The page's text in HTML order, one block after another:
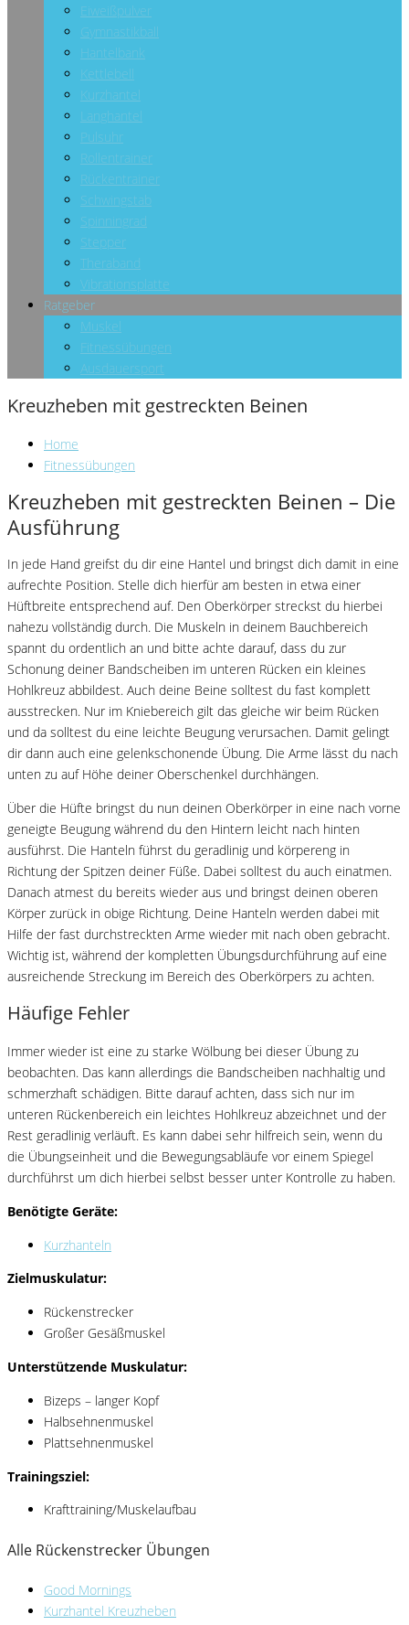
Eiweißpulver
Gymnastikball
Hantelbank
Kettlebell
Kurzhantel
Langhantel
Pulsuhr
Rollentrainer
Rückentrainer
Schwingstab
Spinningrad
Stepper
Theraband
Vibrationsplatte
Ratgeber
Muskel
Fitnessübungen
Ausdauersport
Kreuzheben mit gestreckten Beinen
Home
Fitnessübungen
Kreuzheben mit gestreckten Beinen – Die
Ausführung
In jede Hand greifst du dir eine Hantel und bringst dich damit in eine
aufrechte Position. Stelle dich hierfür am besten in etwa einer
Hüftbreite entsprechend auf. Den Oberkörper streckst du hierbei
nahezu vollständig durch. Die Muskeln in deinem Bauchbereich
spannt du ordentlich an und bitte achte darauf, dass du zur
Schonung deiner Bandscheiben im unteren Rücken ein kleines
Hohlkreuz abbildest. Auch deine Beine solltest du fast komplett
ausstrecken. Nur im Kniebereich gilt das gleiche wir beim Rücken
und da solltest du eine leichte Beugung verursachen. Damit gelingt
dir dann auch eine gelenkschonende Übung. Die Arme lässt du nach
unten zu auf Höhe deiner Oberschenkel durchhängen.
Über die Hüfte bringst du nun deinen Oberkörper in eine nach vorne
geneigte Beugung während du den Hintern leicht nach hinten
ausführst. Die Hanteln führst du geradlinig und körpereng in
Richtung der Spitzen deiner Füße. Dabei solltest du auch einatmen.
Danach atmest du bereits wieder aus und bringst deinen oberen
Körper zurück in obige Richtung. Deine Hanteln werden dabei mit
Hilfe der fast durchstreckten Arme wieder mit nach oben gebracht.
Wichtig ist, während der kompletten Übungsdurchführung auf eine
ausreichende Streckung im Bereich des Oberkörpers zu achten.
Häufige Fehler
Immer wieder ist eine zu starke Wölbung bei dieser Übung zu
beobachten. Das kann allerdings die Bandscheiben nachhaltig und
schmerzhaft schädigen. Bitte darauf achten, dass sich nur im
unteren Rückenbereich ein leichtes Hohlkreuz abzeichnet und der
Rest geradlinig verläuft. Es kann dabei sehr hilfreich sein, wenn du
die Übungseinheit und die Bewegungsabläufe vor einem Spiegel
durchführst um dich hierbei selbst besser unter Kontrolle zu haben.
Benötigte Geräte:
Kurzhanteln
Zielmuskulatur:
Rückenstrecker
Großer Gesäßmuskel
Unterstützende Muskulatur:
Bizeps – langer Kopf
Halbsehnenmuskel
Plattsehnenmuskel
Trainingsziel:
Krafttraining/Muskelaufbau
Alle Rückenstrecker Übungen
Good Mornings
Kurzhantel Kreuzheben